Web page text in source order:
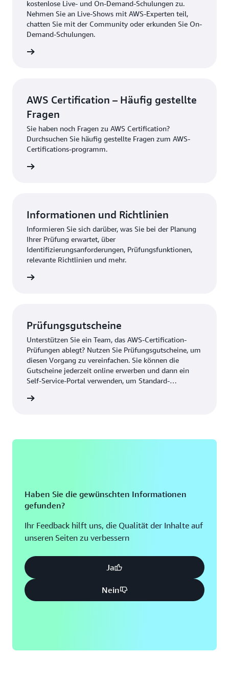
kostenlose Live- und On-Demand-Schulungen zu.
Nehmen Sie an Live-Shows mit AWS-Experten teil,
chatten Sie mit der Community oder erkunden Sie On-
Demand-Schulungen.
AWS Certification – Häufig gestellte
Fragen
Sie haben noch Fragen zu AWS Certification?
Durchsuchen Sie häufig gestellte Fragen zum AWS-
Certifications-programm.
Informationen und Richtlinien
Informieren Sie sich darüber, was Sie bei der Planung
Ihrer Prüfung erwartet, über
Identifizierungsanforderungen, Prüfungsfunktionen,
relevante Richtlinien und mehr.
Prüfungsgutscheine
Unterstützen Sie ein Team, das AWS-Certification-
Prüfungen ablegt? Nutzen Sie Prüfungsgutscheine, um
diesen Vorgang zu vereinfachen. Sie können die
Gutscheine jederzeit online erwerben und dann ein
Self-Service-Portal verwenden, um Standard-
nachzuverfolgen und zu verwalten.
Haben Sie die gewünschten Informationen
gefunden?
Ihr Feedback hilft uns, die Qualität der Inhalte auf
unseren Seiten zu verbessern
Ja
Nein